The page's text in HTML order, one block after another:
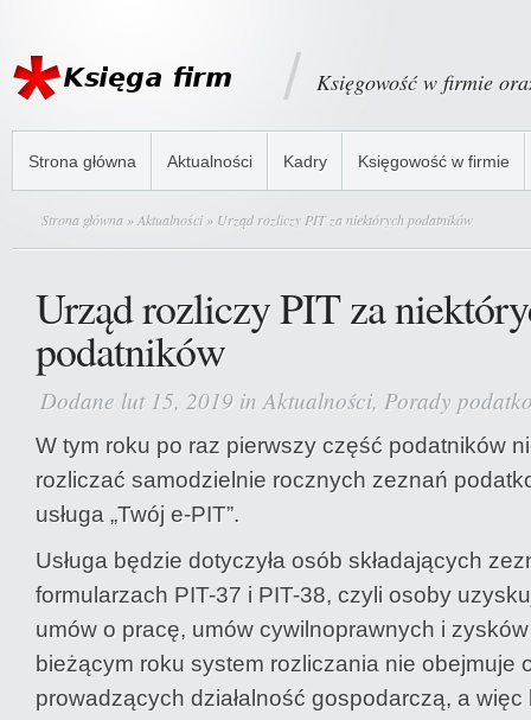
Księgowość w firmie
Strona główna Aktualności Kadry Księgowość w firmie
Strona główna »Aktualności » Urząd rozliczy PIT za niektórych podatników
Urząd rozliczy PIT za
podatników
Dodane lut 15, 2019 in Aktualności, Porady
W tym roku po raz pierwszy część podatników
rozliczać samodzielnie rocznych zeznań
usługa „Twój e-PIT”.
Usługa będzie dotyczyła osób składających
formularzach PIT-37 i PIT-38, czyli osoby
umów o pracę, umów cywilnoprawnych i zysków
bieżącym roku system rozliczania nie obejmuje
prowadzących działalność gospodarczą, a